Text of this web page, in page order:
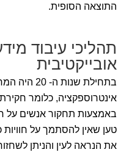
התוצאה הסופית.
תהליכי עיבוד
אובייקטיבית
בתחילת
אינטרוספקציה, כלומר
באמצעות תחקור אנשים על
טען שאין להסתמך על חוויות
את הנראה לעין והניתן